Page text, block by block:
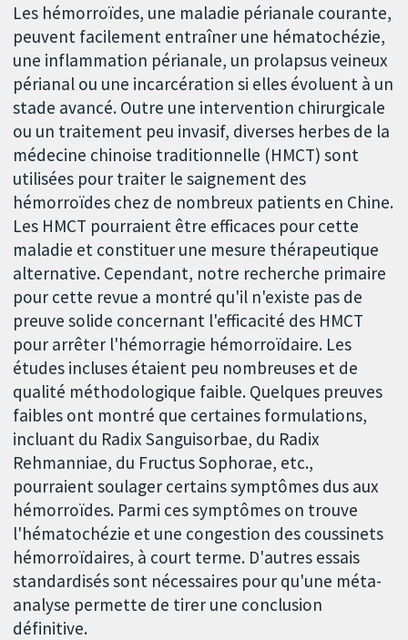
Les hémorroïdes, une maladie périanale courante,
peuvent facilement entraîner une hématochézie,
une inflammation périanale, un prolapsus veineux
périanal ou une incarcération si elles évoluent à un
stade avancé. Outre une intervention chirurgicale
ou un traitement peu invasif, diverses herbes de la
médecine chinoise traditionnelle (HMCT) sont
utilisées pour traiter le saignement des
hémorroïdes chez de nombreux patients en Chine.
Les HMCT pourraient être efficaces pour cette
maladie et constituer une mesure thérapeutique
alternative. Cependant, notre recherche primaire
pour cette revue a montré qu'il n'existe pas de
preuve solide concernant l'efficacité des HMCT
pour arrêter l'hémorragie hémorroïdaire. Les
études incluses étaient peu nombreuses et de
qualité méthodologique faible. Quelques preuves
faibles ont montré que certaines formulations,
incluant du Radix Sanguisorbae, du Radix
Rehmanniae, du Fructus Sophorae, etc.,
pourraient soulager certains symptômes dus aux
hémorroïdes. Parmi ces symptômes on trouve
l'hématochézie et une congestion des coussinets
hémorroïdaires, à court terme. D'autres essais
standardisés sont nécessaires pour qu'une méta-
analyse permette de tirer une conclusion
définitive.